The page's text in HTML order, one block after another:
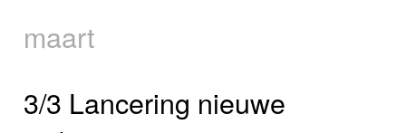
maart
3/3 Lancering nieuwe